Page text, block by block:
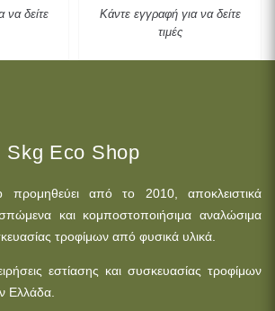
να δείτε
Κάντε εγγραφή για να δείτε
τιμές
Skg Eco Shop
από το 2010, αποκλειστικά
και κομποστοποιήσιμα αναλώσιμα
τροφίμων από φυσικά υλικά.
εστίασης και συσκευασίας τροφίμων
Ελλάδα.